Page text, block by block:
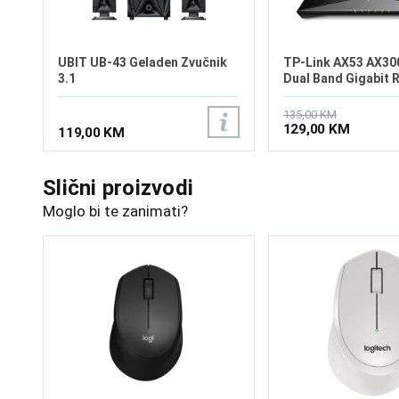
UBIT UB-43 Geladen Zvučnik
3.1
119,00 KM
TP-Link AX53
Dual Band Gigabit
135,00 KM
129,00 KM
Slični proizvodi
Moglo bi te zanimati?